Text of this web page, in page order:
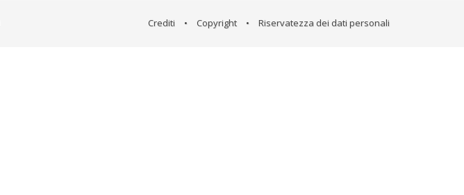
Crediti • Copyright • Riservatezza dei dati personali